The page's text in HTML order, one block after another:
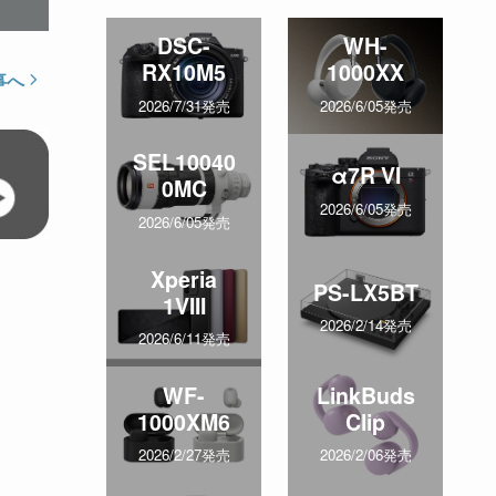
へ
DSC-
RX10M5
2026/7/31発売
WH-
1000XX
2026/6/05発売
SEL10040
0MC
2026/6/05発売
α7R VI
2026/6/05発売
Xperia
1VIII
2026/6/11発売
PS-LX5BT
2026/2/14発売
WF-
1000XM6
2026/2/27発売
LinkBuds
Clip
2026/2/06発売